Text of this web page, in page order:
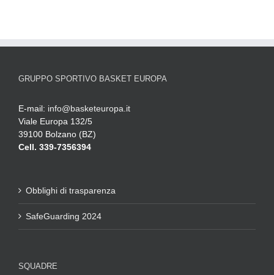
GRUPPO SPORTIVO BASKET EUROPA
E-mail: info@basketeuropa.it
Viale Europa 132/5
39100 Bolzano (BZ)
Cell. 339-7356394
Obblighi di trasparenza
SafeGuarding 2024
SQUADRE